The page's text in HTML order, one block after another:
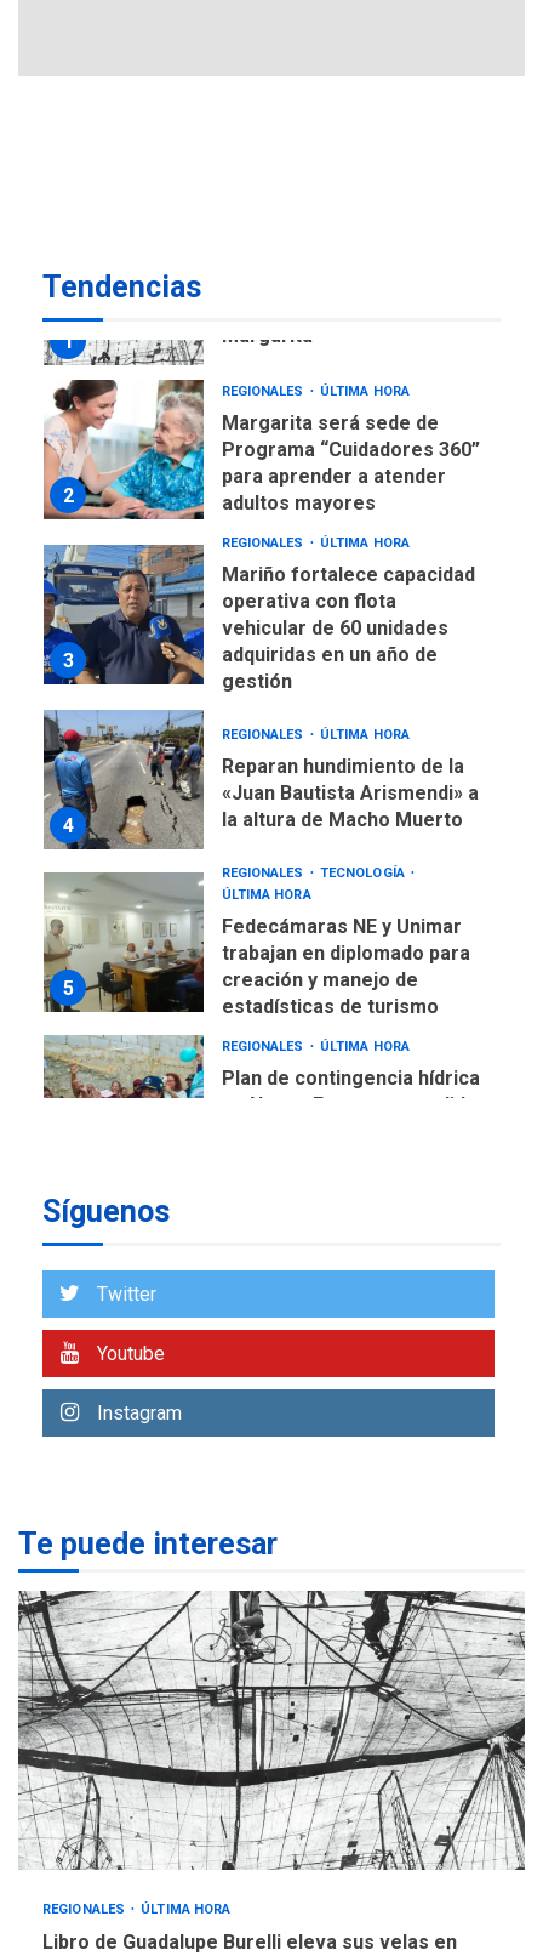
Tendencias
1
Margarita
2
REGIONALES ÚLTIMA HORA
Margarita será sede de
Programa “Cuidadores 360”
para aprender a atender
adultos mayores
3
REGIONALES ÚLTIMA HORA
Mariño fortalece capacidad
operativa con flota
vehicular de 60 unidades
adquiridas en un año de
gestión
4
REGIONALES ÚLTIMA HORA
Reparan hundimiento de la
«Juan Bautista Arismendi» a
la altura de Macho Muerto
5
REGIONALES
TECNOLOGÍA
ÚLTIMA HORA
Fedecámaras NE y Unimar
trabajan en diplomado para
creación y manejo de
estadísticas de turismo
REGIONALES ÚLTIMA HORA
Plan de contingencia hídrica
en Nueva Esparta consolida
7
2
Margarita será sede de
para aprender a atender
adultos mayores
3
REGIONALES ÚLTIMA HORA
Mariño fortalece capacidad
operativa con flota
vehicular de 60 unidades
adquiridas en un año de
gestión
4
REGIONALES ÚLTIMA HORA
«Juan Bautista Arismendi» a
la altura de Macho Muerto
Síguenos
Twitter
Youtube
Instagram
Te puede interesar
REGIONALES ÚLTIMA HORA
Libro de Guadalupe Burelli eleva sus velas en